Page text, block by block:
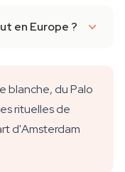
en Europe ?
blanche, du Palo
rituelles de
d'Amsterdam